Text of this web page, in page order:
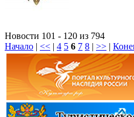
Новости 101 - 120 из 794
Начало | << | 4 5 6 7 8 | >> |